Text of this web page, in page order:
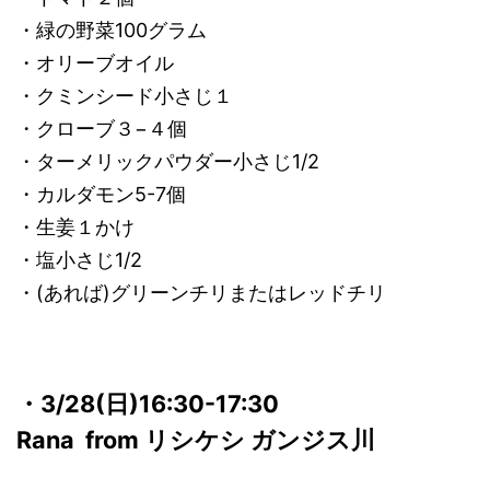
・緑の野菜100グラム
・オリーブオイル
・クミンシード小さじ１
・クローブ３−４個
・ターメリックパウダー小さじ1/2
・カルダモン5-7個
・生姜１かけ
・塩小さじ1/2
・(あれば)グリーンチリまたはレッドチリ
・3/28(日)16:30-17:30
Rana from リシケシ ガンジス川